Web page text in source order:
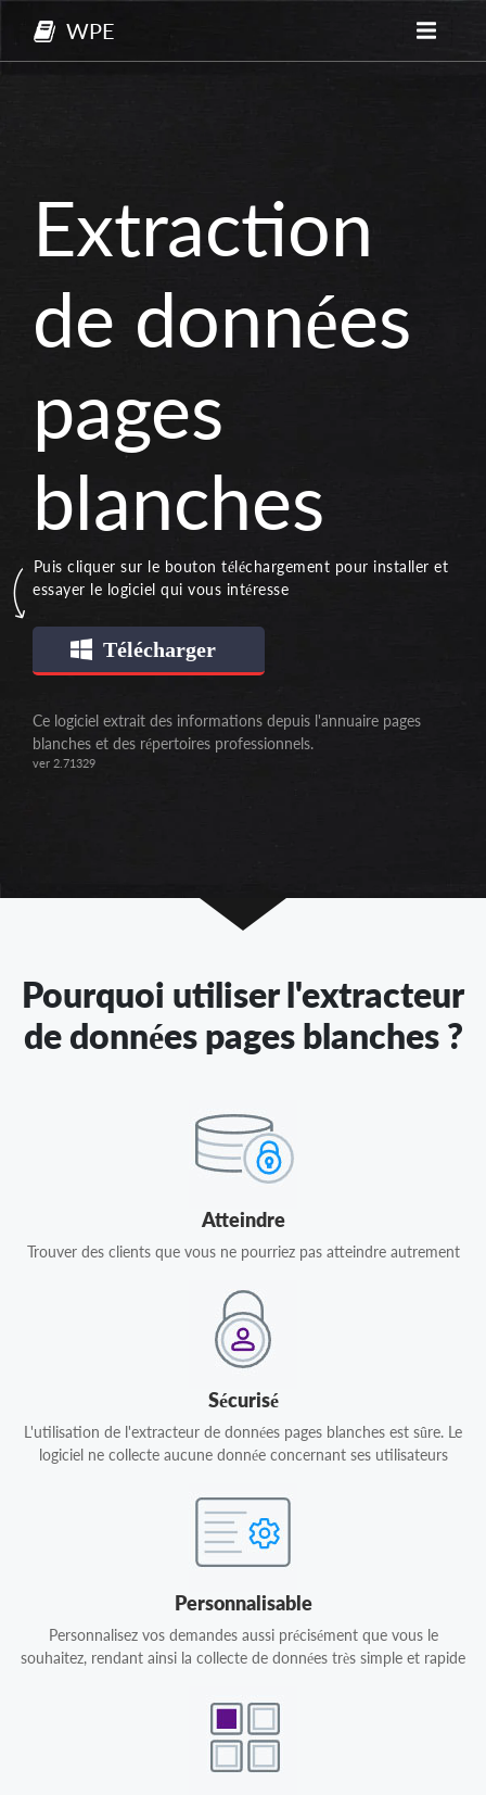
WPE
Extraction
de données
pages
blanches
Puis cliquer sur le bouton téléchargement pour installer et
essayer le logiciel qui vous intéresse
Télécharger
Ce logiciel extrait des informations depuis l'annuaire pages
blanches et des répertoires professionnels.
ver 2.71329
Pourquoi utiliser l'extracteur
de données pages blanches ?
Atteindre
Trouver des clients que vous ne pourriez pas atteindre autrement
Sécurisé
L'utilisation de l'extracteur de données pages blanches est sûre. Le
logiciel ne collecte aucune donnée concernant ses utilisateurs
Personnalisable
Personnalisez vos demandes aussi précisément que vous le
souhaitez, rendant ainsi la collecte de données très simple et rapide